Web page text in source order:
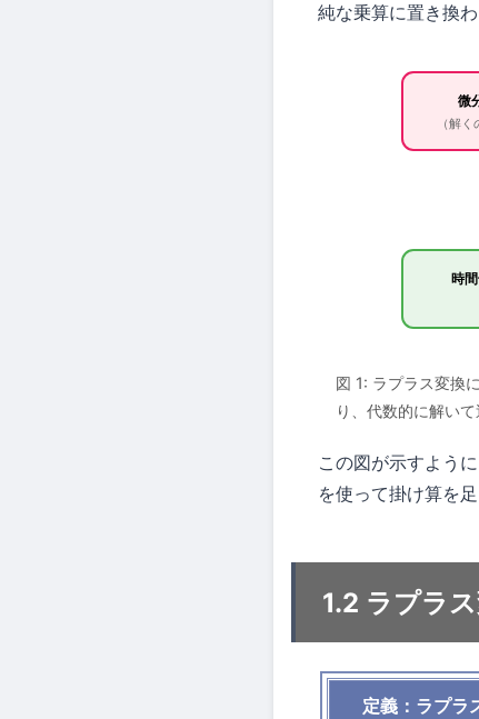
純な乗算に置き換わ
微
（解く
時
図 1: ラプラス変換
り、代数的に解いて
この図が示すよう
を使って掛け算を
1.2 ラプラ
定義：ラプラ